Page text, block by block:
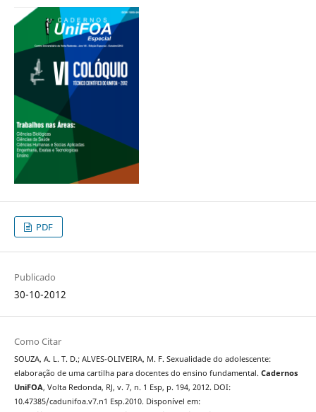
PDF
Publicado
30-10-2012
Como Citar
SOUZA, A. L. T. D.; ALVES-OLIVEIRA, M. F. Sexualidade do adolescente:
elaboração de uma cartilha para docentes do ensino fundamental. Cadernos
UniFOA, Volta Redonda, RJ, v. 7, n. 1 Esp, p. 194, 2012. DOI:
10.47385/cadunifoa.v7.n1 Esp.2010. Disponível em: